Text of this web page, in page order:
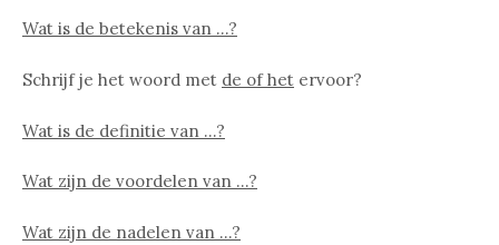
Wat is de betekenis van …?
Schrijf je het woord met de of het ervoor?
Wat is de definitie van …?
Wat zijn de voordelen van …?
Wat zijn de nadelen van …?